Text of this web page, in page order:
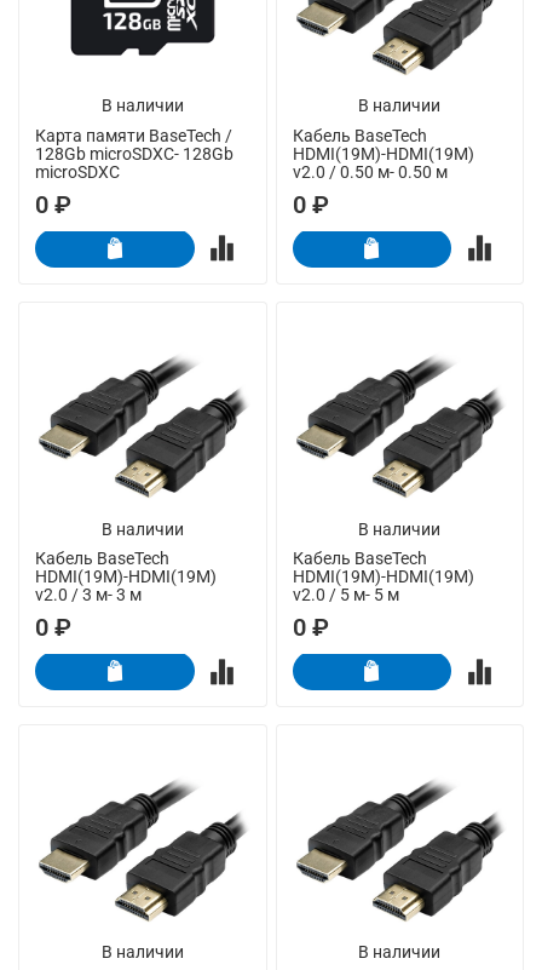
В наличии
Карта памяти BaseTech /
128Gb microSDXC- 128Gb
microSDXC
0 ₽
В наличии
Кабель BaseTech
HDMI(19M)-HDMI(19M)
v2.0 / 0.50 м- 0.50 м
0 ₽
В наличии
Кабель BaseTech
HDMI(19M)-HDMI(19M)
v2.0 / 3 м- 3 м
0 ₽
В наличии
Кабель BaseTech
HDMI(19M)-HDMI(19M)
v2.0 / 5 м- 5 м
0 ₽
В наличии
В наличии